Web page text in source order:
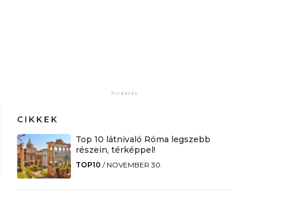
CIKKEK
Top 10 látnivaló Róma legszebb
részein, térképpel!
TOP10 / NOVEMBER 30.